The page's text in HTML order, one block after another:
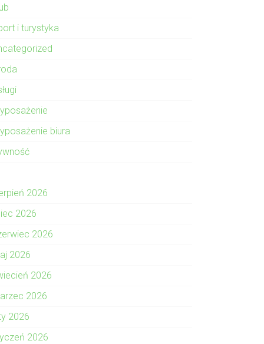
i turystyka
biura
2026
2026
2026
2026
2026
2026
2026
2026